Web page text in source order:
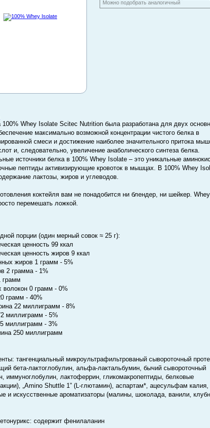
Можно подобрать аналогичный
Whey Isolate Scitec Nutrition была разработана для двух
максимально возможной концентрации чистого белка в
смеси и достижение наиболее значительного притока
и, следовательно, увеличение анаболического синтеза белка.
источники белка в 100% Whey Isolate – это уникальные
пептиды активизирующие кровоток в мышцах. В 100% Whey
лактозы, жиров и углеводов.
коктейля вам не понадобится ни блендер, ни шейкер.
перемешать ложкой.
порции (один мерный совок ≈ 25 г):
ценность 99 ккал
ценность жиров 9 ккал
жиров 1 грамм - 5%
2 грамма - 1%
грамм
волокон 0 грамм - 0%
грамм - 40%
22 миллиграмм - 8%
миллиграмм - 5%
миллиграмм - 3%
250 миллиграмм
тангенциальный микроультрафильтрованый сывороточный
бета-лактоглобулин, альфа-лактальбумин, бычий сывороточный
иммуноглобулин, лактоферрин, гликомакропептиды, белковые
„Amino Shuttle 1” (L-глютамин), аспартам*, ацесульфам калия,
и искусственные ароматизаторы (малины, шоколада, ванили,
содержит фенилаланин